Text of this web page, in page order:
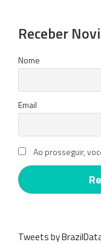
Receber
Nome
Email
Ao prosseguir,
Tweets by